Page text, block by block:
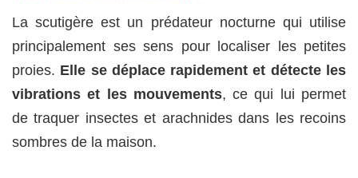
La scutigère est un prédateur nocturne qui utilise
principalement ses sens pour localiser les petites
proies. Elle se déplace rapidement et détecte les
vibrations et les mouvements, ce qui lui permet
de traquer insectes et arachnides dans les recoins
sombres de la maison.